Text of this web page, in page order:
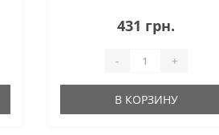
431 грн.
- +
В КОРЗИНУ